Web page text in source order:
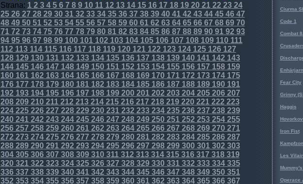
Strana: 12 34567 89101112 1314151617 1819202122 2324
252627 2829303132 3334353637 3839404142 4344454647
4849505152 5354555657 5859606162 6364656667 686970
7172 7374757677 7879808182 8384858687 8889909192 93
94959697 9899100101102 103104105106107 108109110111
112 113114115116117 118119120121122 123124125126127
128129130131132 133134135136137 138139140141142 143
144145146147 148149150151152 153154155156157 158159
160161162 163164165166167 168169170171172 173174175
176177 178179180181182 183184185186187 188189190191
192 193194195196197 198199200201202 203204205206207
208209210211212 213214215216217 218219220221222 223
224225226227 228229230231232 233234235236237 238239
240241242 243244245246247 248249250251252 253254255
256257 258259260261262 263264265266267 268269270271
272 273274275276277 278279280281282 283284285286287
288289290291292 293294295296297 298299300301302 303
304305306307 308309310311312 313314315316317 318319
320321322 323324325326327 328329330331332 333334335
336337 338339340341342 343344345346347 348349350351
352 353354355356357 358359360361362 363364365366367
Ciurma
Code 1
Combat
Fear City
Grinny
Haggis
Iron Fist
Les
Operace